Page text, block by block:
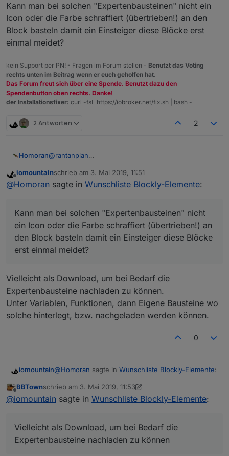
Workaround wäre: In Blockly eine JS function
erstellen die dann halt das globale Skript
Das sind meistens Leute, die noch nie etwas mit
Programmen zu tun hatten. Da sollten die Bausteine
schon einfach gehalten werden. So etwas bedeutet
für einen Baustein-Programmierer natürlich
Mehraufwand
Programmiererfahrung haben und mal eben ein
Script basteln wollen.
Kann man bei solchen "Expertenbausteinen" nicht ein
Icon oder die Farbe schraffiert (übertrieben!) an den
Block basteln damit ein Einsteiger diese Blöcke erst
einmal meidet?
kein Support per PN! - Fragen im Forum stellen - Benutzt das Voting
rechts unten im Beitrag wenn er euch geholfen hat.
Das Forum freut sich über eine Spende. Benutzt dazu den
Spendenbutton oben rechts. Danke!
der Installationsfixer: curl -fsL https://iobroker.net/fix.sh | bash -
2 Antworten 2
Homoran@rantanplan
auch gedacht. Da habe ich mir die Frage gestellt:
Kann man bei solchen "Expertenbausteinen" nicht
erst einmal meidet?
Offline
iomountainschrieb am 3. Mai 2019, 11:51
zuletzt editiert von
@Homoran sagte in Wunschliste Blockly-Elemente:
Kann man bei solchen "Expertenbausteinen" nicht
ein Icon oder die Farbe schraffiert (übertrieben!) an
den Block basteln damit ein Einsteiger diese Blöcke
erst einmal meidet?
Vielleicht als Download, um bei Bedarf die
Expertenbausteine nachladen zu können.
Unter Variablen, Funktionen, dann Eigene Bausteine wo
solche hinterlegt, bzw. nachgeladen werden können.
0
iomountain@Homoran sagte in Wunschliste Blockly-Elemente:
Kann man bei solchen "Expertenbausteinen"
Einsteiger diese Blöcke erst einmal meidet?
Expertenbausteine nachladen zu können.
Unter Variablen, Funktionen, dann Eigene
Bausteine wo solche hinterlegt, bzw. nachgeladen
Offline
BBTownschrieb am 3. Mai 2019, 11:53
zuletzt editiert von BBTown5. März 2019, 13:56
@iomountain sagte in Wunschliste Blockly-Elemente:
Vielleicht als Download, um bei Bedarf die
Expertenbausteine nachladen zu können